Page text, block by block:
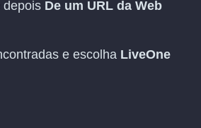
depois De um URL da Web
e escolha LiveOne